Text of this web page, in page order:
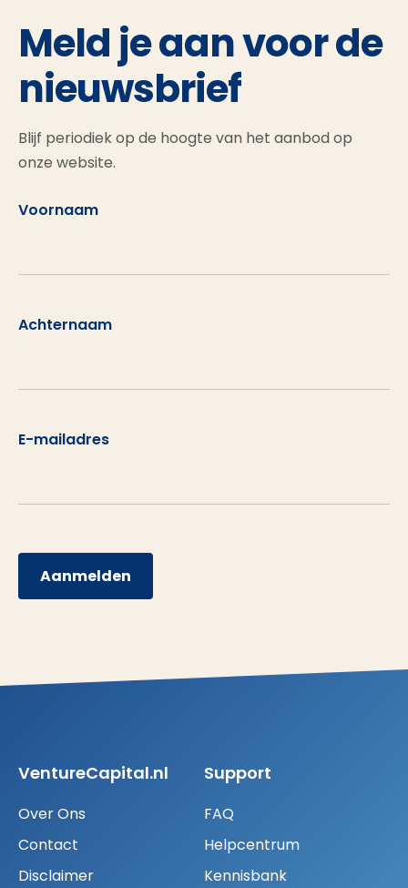
Meld je aan voor de
nieuwsbrief
Blijf periodiek op de hoogte van het aanbod op
onze website.
Voornaam
Achternaam
E-mailadres
Aanmelden
VentureCapital.nl
Over Ons
Contact
Disclaimer
Support
FAQ
Helpcentrum
Kennisbank